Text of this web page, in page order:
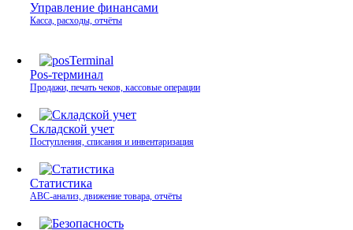
Управление финансами
Касса, расходы, отчёты
Pos-терминал
Продажи, печать чеков, кассовые операции
Складской учет
Поступления, списания и инвентаризация
Статистика
ABC-анализ, движение товара, отчёты